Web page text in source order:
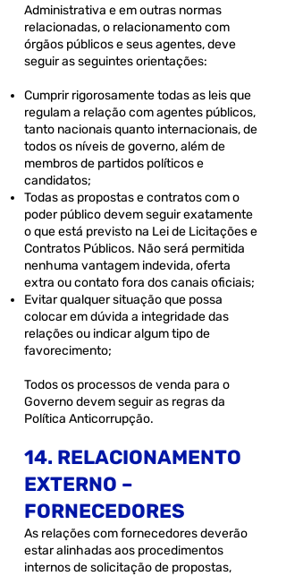
Administrativa e em outras normas
relacionadas, o relacionamento com
órgãos públicos e seus agentes, deve
seguir as seguintes orientações:
Cumprir rigorosamente todas as leis que
regulam a relação com agentes públicos,
tanto nacionais quanto internacionais, de
todos os níveis de governo, além de
membros de partidos políticos e
candidatos;
Todas as propostas e contratos com o
poder público devem seguir exatamente
o que está previsto na Lei de Licitações e
Contratos Públicos. Não será permitida
nenhuma vantagem indevida, oferta
extra ou contato fora dos canais oficiais;
Evitar qualquer situação que possa
colocar em dúvida a integridade das
relações ou indicar algum tipo de
favorecimento;
Todos os processos de venda para o
Governo devem seguir as regras da
Política Anticorrupção.
14. RELACIONAMENTO
EXTERNO –
FORNECEDORES
As relações com fornecedores deverão
estar alinhadas aos procedimentos
internos de solicitação de propostas,